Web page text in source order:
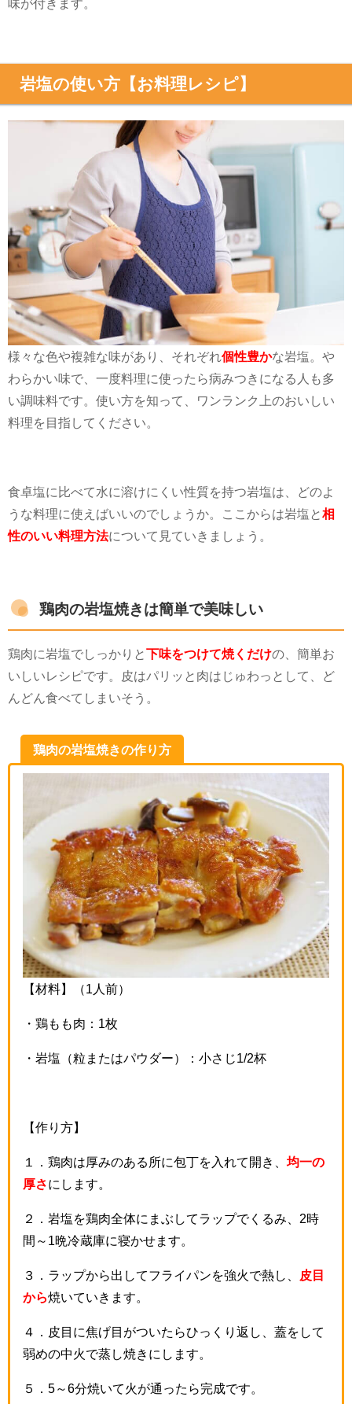
味が付きます。
岩塩の使い方【お料理レシピ】
様々な色や複雑な味があり、それぞれ個性豊かな岩塩。や
わらかい味で、一度料理に使ったら病みつきになる人も多
い調味料です。使い方を知って、ワンランク上のおいしい
料理を目指してください。
食卓塩に比べて水に溶けにくい性質を持つ岩塩は、どのよ
うな料理に使えばいいのでしょうか。ここからは岩塩と相
性のいい料理方法について見ていきましょう。
鶏肉の岩塩焼きは簡単で美味しい
鶏肉に岩塩でしっかりと下味をつけて焼くだけの、簡単お
いしいレシピです。皮はパリッと肉はじゅわっとして、ど
んどん食べてしまいそう。
鶏肉の岩塩焼きの作り方
【材料】（1 人前）
・鶏もも肉： 1 枚
・岩塩（粒またはパウダー）：小さじ 1/2杯
【作り方】
１．鶏肉は厚みのある所に包丁を入れて開き、 均一の
厚さにします。
２．岩塩を鶏肉全体にまぶしてラップでくるみ、 2時
間～ 1 晩冷蔵庫に寝かせます。
３．ラップから出してフライパンを強火で熱し、
皮目
から焼いていきます。
４．皮目に焦げ目がついたらひっくり返し、蓋をして
弱めの中火で蒸し焼きにします。
５． 5～6分焼いて火が通ったら完成です。